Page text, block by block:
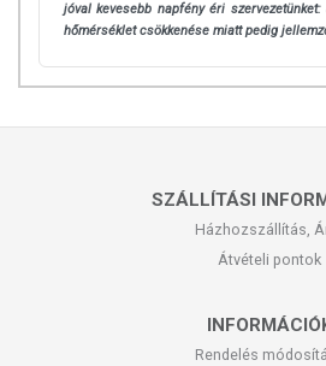
jóval kevesebb napfény éri
hőmérséklet csökkenése miatt pedig
SZÁLLÍTÁSI
Házhozszállítás,
Átvételi pontok
Rendelés